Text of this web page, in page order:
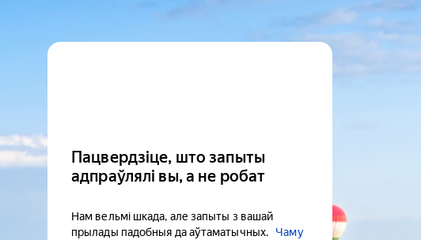
Пацвердзіце, што запыты
адпраўлялі вы, а не робат
Нам вельмі шкада, але запыты з вашай
прылады падобныя да аўтаматычных.
Чаму